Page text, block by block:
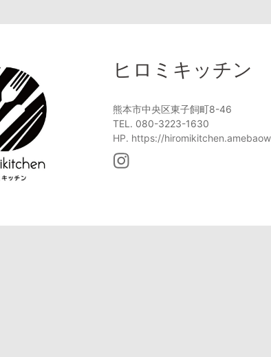
ヒロミキッチン
熊本市中央区東子飼町8-46
TEL. 080-3223-1630
HP. https://